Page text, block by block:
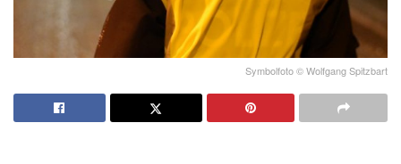
Symbolfoto © Wolfgang Spitzbart